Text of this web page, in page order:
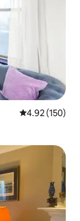
Calificación
4.92 (150)